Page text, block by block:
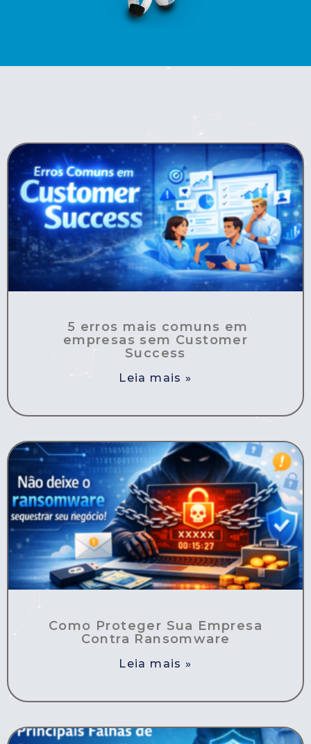
5 erros mais comuns em
empresas sem Customer
Success
Leia mais »
Como Proteger Sua Empresa
Contra Ransomware
Leia mais »